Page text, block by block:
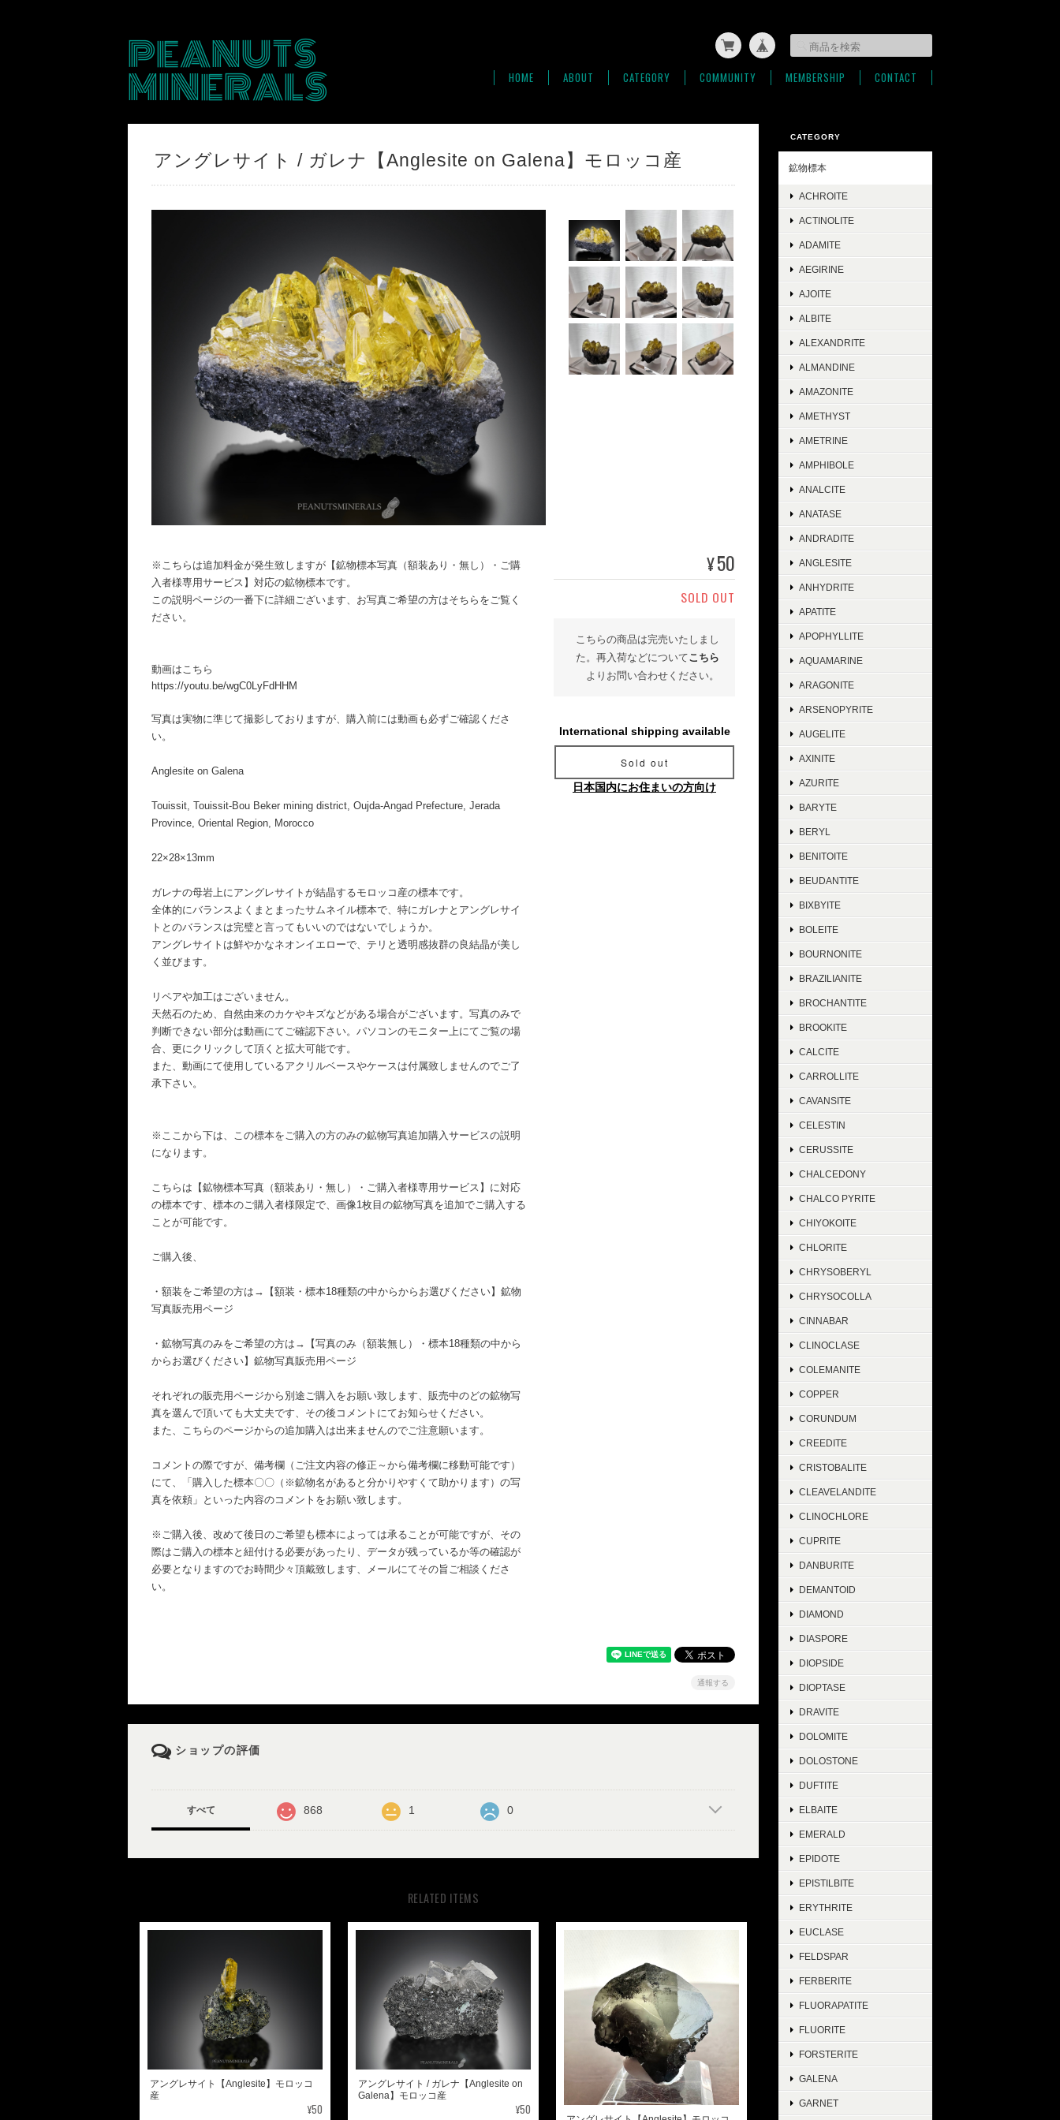
PEANUTS
MINERALS HOME ABOUT CATEGORY COMMUNITY MEMBERSHIP CONTACT
アングレサイト / ガレナ【Anglesite on Galena】モロッコ産
※こちらは追加料金が発生致しますが【鉱物標本写真（額装あり・無し）・ご購
入者様専用サービス】対応の鉱物標本です。
この説明ページの一番下に詳細ございます、お写真ご希望の方はそちらをご覧く
ださい。
動画はこちら
https://youtu.be/wgC0LyFdHHM
写真は実物に準じて撮影しておりますが、購入前には動画も必ずご確認くださ
い。
Anglesite on Galena
Touissit, Touissit-Bou Beker mining district, Oujda-Angad Prefecture, Jerada
Province, Oriental Region, Morocco
22×28×13mm
ガレナの母岩上にアングレサイトが結晶するモロッコ産の標本です。
全体的にバランスよくまとまったサムネイル標本で、特にガレナとアングレサイ
トとのバランスは完璧と言ってもいいのではないでしょうか。
アングレサイトは鮮やかなネオンイエローで、テリと透明感抜群の良結晶が美し
く並びます。
リペアや加工はございません。
天然石のため、自然由来のカケやキズなどがある場合がございます。写真のみで
判断できない部分は動画にてご確認下さい。パソコンのモニター上にてご覧の場
合、更にクリックして頂くと拡大可能です。
また、動画にて使用しているアクリルベースやケースは付属致しませんのでご了
承下さい。
※ここから下は、この標本をご購入の方のみの鉱物写真追加購入サービスの説明
になります。
こちらは【鉱物標本写真（額装あり・無し）・ご購入者様専用サービス】に対応
の標本です、標本のご購入者様限定で、画像1枚目の鉱物写真を追加でご購入する
ことが可能です。
ご購入後、
・額装をご希望の方は→【額装・標本18種類の中からからお選びください】鉱物
写真販売用ページ
・鉱物写真のみをご希望の方は→【写真のみ（額装無し）・標本18種類の中から
からお選びください】鉱物写真販売用ページ
それぞれの販売用ページから別途ご購入をお願い致します、販売中のどの鉱物写
真を選んで頂いても大丈夫です、その後コメントにてお知らせください。
また、こちらのページからの追加購入は出来ませんのでご注意願います。
コメントの際ですが、備考欄（ご注文内容の修正～から備考欄に移動可能です）
にて、「購入した標本〇〇（※鉱物名があると分かりやすくて助かります）の写
真を依頼」といった内容のコメントをお願い致します。
※ご購入後、改めて後日のご希望も標本によっては承ることが可能ですが、その
際はご購入の標本と紐付ける必要があったり、データが残っているか等の確認が
必要となりますのでお時間少々頂戴致します、メールにてその旨ご相談くださ
い。
¥50
SOLD OUT
こちらの商品は完売いたしまし
た。再入荷などについてこちら
よりお問い合わせください。
International shipping available
Sold out
日本国内にお住まいの方向け
通報する
ショップの評価
すべて 868 1 0
RELATED ITEMS
アングレサイト【Anglesite】モロッコ
産
¥50
アングレサイト / ガレナ【Anglesite on
Galena】モロッコ産
¥50
CATEGORY
鉱物標本
ACHROITE
ACTINOLITE
ADAMITE
AEGIRINE
AJOITE
ALBITE
ALEXANDRITE
ALMANDINE
AMAZONITE
AMETHYST
AMETRINE
AMPHIBOLE
ANALCITE
ANATASE
ANDRADITE
ANGLESITE
ANHYDRITE
APATITE
APOPHYLLITE
AQUAMARINE
ARAGONITE
ARSENOPYRITE
AUGELITE
AXINITE
AZURITE
BARYTE
BERYL
BENITOITE
BEUDANTITE
BIXBYITE
BOLEITE
BOURNONITE
BRAZILIANITE
BROCHANTITE
BROOKITE
CALCITE
CARROLLITE
CAVANSITE
CELESTIN
CERUSSITE
CHALCEDONY
CHALCO PYRITE
CHIYOKOITE
CHLORITE
CHRYSOBERYL
CHRYSOCOLLA
CINNABAR
CLINOCLASE
COLEMANITE
COPPER
CORUNDUM
CREEDITE
CRISTOBALITE
CLEAVELANDITE
CLINOCHLORE
CUPRITE
DANBURITE
DEMANTOID
DIAMOND
DIASPORE
DIOPSIDE
DIOPTASE
DRAVITE
DOLOMITE
DOLOSTONE
DUFTITE
ELBAITE
EMERALD
EPIDOTE
EPISTILBITE
ERYTHRITE
EUCLASE
FELDSPAR
FERBERITE
FLUORAPATITE
FLUORITE
FORSTERITE
GALENA
GARNET